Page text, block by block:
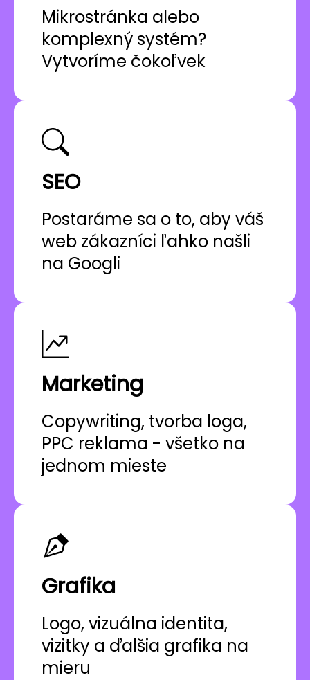
Mikrostránka alebo
komplexný systém?
Vytvoríme čokoľvek
SEO
Postaráme sa o to, aby váš
web zákazníci ľahko našli
na Googli
Marketing
Copywriting, tvorba loga,
PPC reklama - všetko na
jednom mieste
Grafika
Logo, vizuálna identita,
vizitky a ďalšia grafika na
mieru